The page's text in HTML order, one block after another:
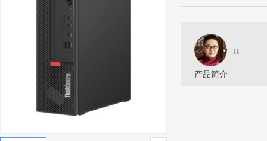
产品简介
“